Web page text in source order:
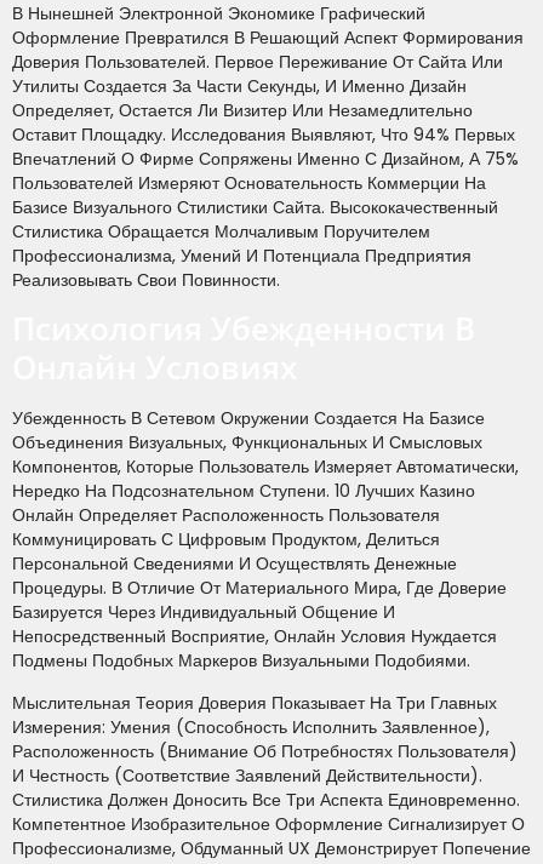
В Нынешней Электронной Экономике Графический
Оформление Превратился В Решающий Аспект Формирования
Доверия Пользователей. Первое Переживание От Сайта Или
Утилиты Создается За Части Секунды, И Именно Дизайн
Определяет, Остается Ли Визитер Или Незамедлительно
Оставит Площадку. Исследования Выявляют, Что 94% Первых
Впечатлений О Фирме Сопряжены Именно С Дизайном, А 75%
Пользователей Измеряют Основательность Коммерции На
Базисе Визуального Стилистики Сайта. Высококачественный
Стилистика Обращается Молчаливым Поручителем
Профессионализма, Умений И Потенциала Предприятия
Реализовывать Свои Повинности.
Убежденность В Сетевом Окружении Создается На Базисе
Объединения Визуальных, Функциональных И Смысловых
Компонентов, Которые Пользователь Измеряет Автоматически,
Нередко На Подсознательном Ступени. 10 Лучших Казино
Онлайн Определяет Расположенность Пользователя
Коммуницировать С Цифровым Продуктом, Делиться
Персональной Сведениями И Осуществлять Денежные
Процедуры. В Отличие От Материального Мира, Где Доверие
Базируется Через Индивидуальный Общение И
Непосредственный Восприятие, Онлайн Условия Нуждается
Подмены Подобных Маркеров Визуальными Подобиями.
Мыслительная Теория Доверия Показывает На Три Главных
Измерения: Умения (способность Исполнить Заявленное),
Расположенность (внимание Об Потребностях Пользователя)
И Честность (соответствие Заявлений Действительности).
Стилистика Должен Доносить Все Три Аспекта Единовременно.
Компетентное Изобразительное Оформление Сигнализирует О
Профессионализме, Обдуманный UX Демонстрирует Попечение